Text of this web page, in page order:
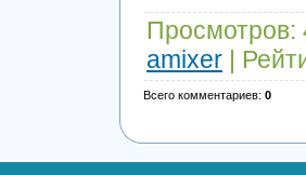
Просмотров:
amixer |
Всего комментариев: 0